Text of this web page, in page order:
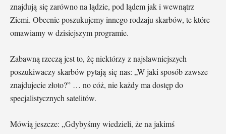
znajdują się zarówno na lądzie, pod lądem jak i wewnątrz
Ziemi. Obecnie poszukujemy innego rodzaju skarbów, te które
omawiamy w dzisiejszym programie.
Zabawną rzeczą jest to, żę niektórzy z najsławniejszych
poszukiwaczy skarbów pytają się nas: „W jaki sposób zawsze
znajdujecie złoto?” … no cóż, nie każdy ma dostęp do
specjalistycznych satelitów.
Mówią jeszcze: „Gdybyśmy wiedzieli, że na jakimś